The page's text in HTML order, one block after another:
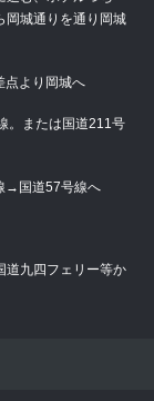
岡城通りを通り岡城
より岡城へ
。または国道211号
→国道57号線へ
道九四フェリー等か